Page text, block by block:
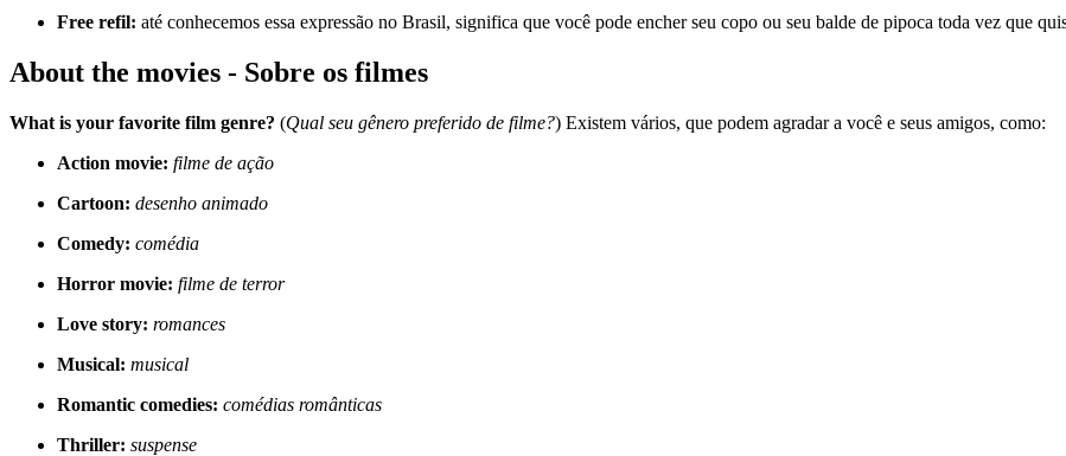
Free refil: até conhecemos essa expressão no Brasil, significa que você pode encher seu copo ou seu balde de pipoca toda vez que
About the movies - Sobre os filmes
What is your favorite film genre? (Qual seu gênero preferido de filme?) Existem vários, que podem agradar a você e seus amigos, como:
Action movie: filme de ação
Cartoon: desenho animado
Comedy: comédia
Horror movie: filme de terror
Love story: romances
Musical: musical
Romantic comedies: comédias românticas
Thriller: suspense